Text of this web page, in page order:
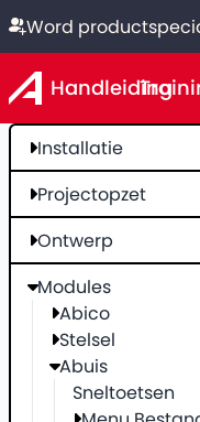
Word
Handleiding
Installatie
Projectopzet
Ontwerp
Modules
Abico
Stelsel
Abuis
Sneltoetsen